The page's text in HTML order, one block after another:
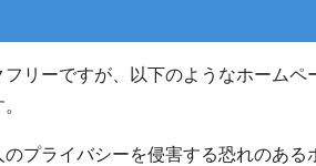
リーですが、以下のようなホームペ
プライバシーを侵害する恐れのある